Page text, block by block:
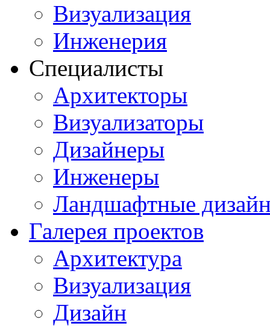
Визуализация
Инженерия
Специалисты
Архитекторы
Визуализаторы
Дизайнеры
Инженеры
Ландшафтные
Галерея проектов
Архитектура
Визуализация
Дизайн